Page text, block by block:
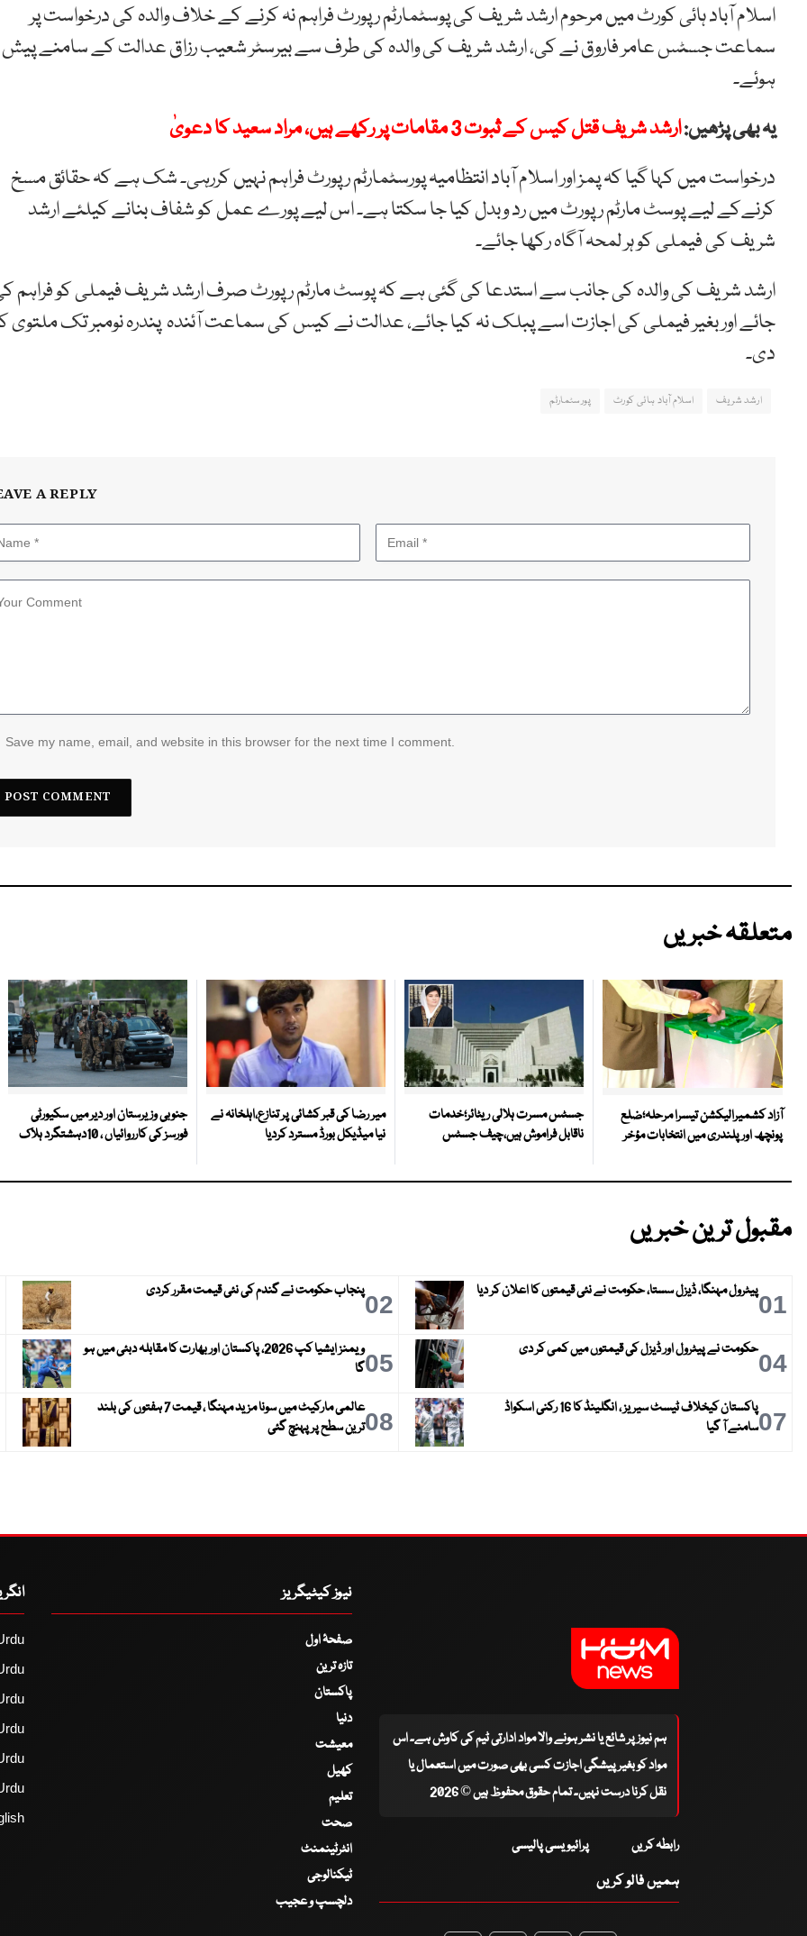
اسلام آباد ہائی کورٹ میں مرحوم ارشد شریف کی پوسٹمارٹم رپورٹ فراہم نہ کرنے کے خلاف والدہ کی درخواست پر
سماعت جسٹس عامر فاروق نے کی، ارشد شریف کی والدہ کی طرف سے بیرسٹر شعیب رزاق عدالت کے سامنے پیش
ہوئے۔
یہ بھی پڑھیں:ارشد شریف قتل کیس کے ثبوت 3 مقامات پر رکھے ہیں، مراد سعید کا دعویٰ
درخواست میں کہا گیا کہ پمز اور اسلام آباد انتظامیہ پورسٹمارٹم رپورٹ فراہم نہیں کررہی۔ شک ہے کہ حقائق مسخ
کرنےکے لیے پوسٹ مارٹم رپورٹ میں رد وبدل کیا جا سکتا ہے۔ اس لیے پورے عمل کو شفاف بنانے کیلئے ارشد
شریف کی فیملی کو ہر لمحہ آگاہ رکھا جائے۔
ارشد شریف کی والدہ کی جانب سے استدعا کی گئی ہے کہ پوسٹ مارٹم رپورٹ صرف ارشد شریف فیملی کو فراہم
جائے اور بغیر فیملی کی اجازت اسے پبلک نہ کیا جائے، عدالت نے کیس کی سماعت آئندہ پندرہ نومبر تک ملتوی
دی۔
ارشد شریف اسلام آباد ہائی کورٹ پورسٹمارٹم
A REPLY
Save my name, email, and website in this browser for the next time I comment.
متعلقہ خبریں
آزاد کشمیرالیکشن تیسرا مرحلہ؛ضلع
پونچھ اور پلندری میں انتخابات مؤخر
جسٹس مسرت ہلالی ریٹائر؛خدمات
ناقابل فراموش ہیں،چیف جسٹس
میر رضا کی قبر کشائی پر تنازع،اہلخانہ نے
نیا میڈیکل بورڈ مسترد کردیا
جنوبی وزیرستان اور دیر میں سکیورٹی
فورسز کی کارروائیاں ، 10دہشتگرد ہلاک
مقبول ترین خبریں
01پیٹرول مہنگا، ڈیزل سستا، حکومت نے نئی قیمتوں کا اعلان کر دیا 02پنجاب حکومت نے گندم کی نئی قیمت مقرر کردی
04حکومت نے پیٹرول اور ڈیزل کی قیمتوں میں کمی کر دی 05
ویمنز ایشیا کپ 2026، پاکستان اور بھارت کا مقابلہ دبئی میں ہو
گا
07
پاکستان کیخلاف ٹیسٹ سیریز ، انگلینڈ کا 16 رکنی اسکواڈ
سامنے آ گیا
08
عالمی مارکیٹ میں سونا مزید مہنگا ، قیمت 7 ہفتوں کی بلند
ترین سطح پر پہنچ گئی
ہم نیوز پر شائع یا نشر ہونے والا مواد ادارتی ٹیم کی کاوش ہے۔ اس
مواد کو بغیر پیشگی اجازت کسی بھی صورت میں استعمال یا
نقل کرنا درست نہیں۔ تمام حقوق محفوظ ہیں © 2026
رابطہ کریں پرائیویسی پالیسی
ہمیں فالو کریں
نیوز کیٹیگریز
صفحۂ اول
تازہ ترین
پاکستان
دنیا
معیشت
کھیل
تعلیم
صحت
انٹرٹینمنٹ
ٹیکنالوجی
دلچسپ و عجیب